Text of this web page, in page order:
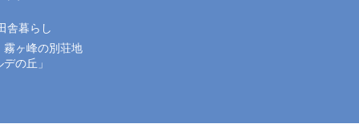
舎暮らし
霧ヶ峰の別荘地
の丘」